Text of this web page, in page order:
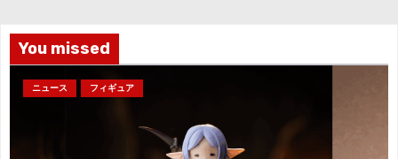
You missed
ニュース フィギュア